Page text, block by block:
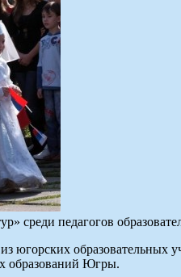
среди педагогов
югорских
образований Югры.